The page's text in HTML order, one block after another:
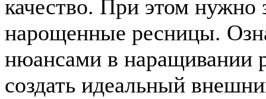
качество. При этом нужно
нарощенные ресницы.
нюансами в наращивании
создать идеальный